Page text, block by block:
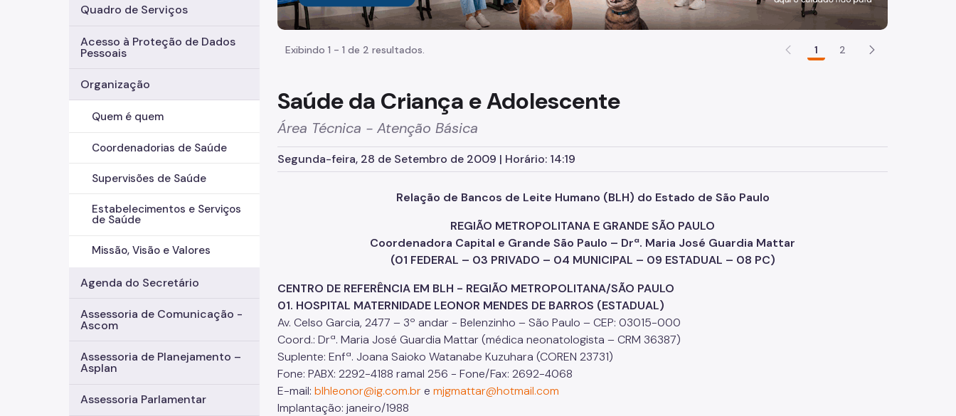
Quadro de Serviços
Acesso à Proteção de Dados
Pessoais
Organização
Quem é quem
Coordenadorias de Saúde
Supervisões de Saúde
Estabelecimentos e Serviços
de Saúde
Missão, Visão e Valores
Agenda do Secretário
Assessoria de Comunicação -
Ascom
Assessoria de Planejamento –
Asplan
Assessoria Parlamentar
Exibindo 1 - 1 de 2 resultados. 1 2
Saúde da Criança e Adolescente
Área Técnica - Atenção Básica
Segunda-feira, 28 de Setembro de 2009 | Horário: 14:19
Relação de Bancos de Leite Humano (BLH) do Estado de São Paulo
REGIÃO METROPOLITANA E GRANDE SÃO PAULO
Coordenadora Capital e Grande São Paulo – Drª. Maria José Guardia Mattar
(01 FEDERAL – 03 PRIVADO – 04 MUNICIPAL – 09 ESTADUAL – 08 PC)
CENTRO DE REFERÊNCIA EM BLH - REGIÃO METROPOLITANA/SÃO PAULO
01. HOSPITAL MATERNIDADE LEONOR MENDES DE BARROS (ESTADUAL)
Av. Celso Garcia, 2477 – 3º andar - Belenzinho – São Paulo – CEP: 03015-000
Coord.: Drª. Maria José Guardia Mattar (médica neonatologista – CRM 36387)
Suplente: Enfª. Joana Saioko Watanabe Kuzuhara (COREN 23731)
Fone: PABX: 2292-4188 ramal 256 - Fone/Fax: 2692-4068
E-mail: blhleonor@ig.com.bre mjgmattar@hotmail.com
Implantação: janeiro/1988